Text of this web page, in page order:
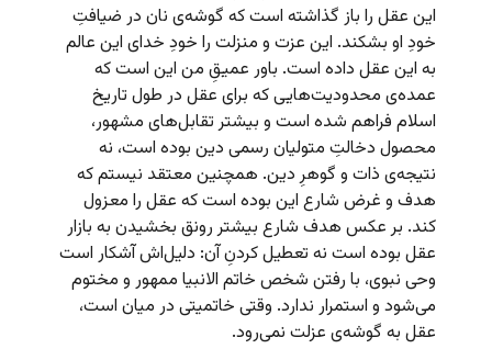
این عقل را باز گذاشته است که گوشه‌ی نان در ضیافتِ‌
خودِ او بشکند. این عزت و منزلت را خودِ خدای این عالم
به این عقل داده است. باور عمیقِ من این است که
عمده‌ی محدودیت‌هایی که برای عقل در طول تاریخ
اسلام فراهم شده است و بیشتر تقابل‌های مشهور،
محصول دخالتِ متولیان رسمی دین بوده است، نه
نتیجه‌ی ذات و گوهرِ دین. همچنین معتقد نیستم که
هدف و غرض شارع این بوده است که عقل را معزول
کند. بر عکس هدف شارع بیشتر رونق بخشیدن به بازار
عقل بوده است نه تعطیل کردنِ آن: دلیل‌اش آشکار است
وحی نبوی، با رفتن شخص خاتم الانبیا ممهور و مختوم
می‌شود و استمرار ندارد. وقتی خاتمیتی در میان است،
عقل به گوشه‌ی عزلت نمی‌رود.